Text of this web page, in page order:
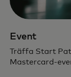
Event
Träffa Start
Mastercard-